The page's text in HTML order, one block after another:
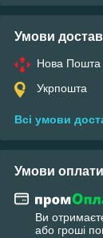
Умови
Нова Пошта
Укрпошта
Всі умови
Умови оплати
Ви
або гроші